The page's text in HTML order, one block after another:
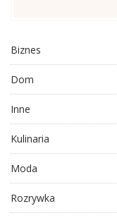
Biznes
Dom
Inne
Kulinaria
Moda
Rozrywka